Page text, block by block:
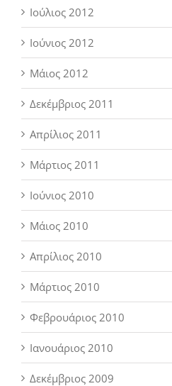
Ιούλιος 2012
Ιούνιος 2012
Μάιος 2012
Δεκέμβριος 2011
Απρίλιος 2011
Μάρτιος 2011
Ιούνιος 2010
Μάιος 2010
Απρίλιος 2010
Μάρτιος 2010
Φεβρουάριος 2010
Ιανουάριος 2010
Δεκέμβριος 2009